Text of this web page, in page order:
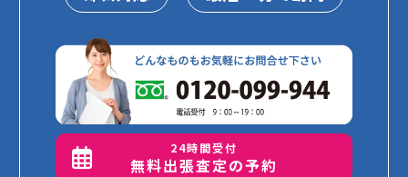
24時間受付
無料出張査定の予約